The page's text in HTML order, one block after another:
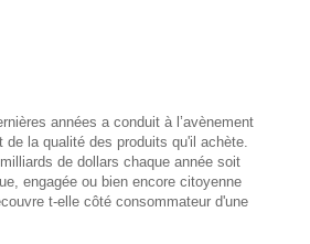
années a conduit à l’avènement
la qualité des produits qu'il achète.
de dollars chaque année soit
engagée ou bien encore citoyenne
t-elle côté consommateur d'une